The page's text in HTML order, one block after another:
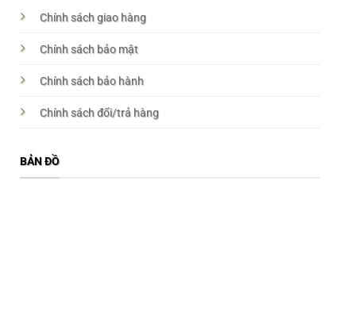
Chính sách giao hàng
Chính sách bảo mật
Chính sách bảo hành
Chính sách đổi/trả hàng
BẢN ĐỒ